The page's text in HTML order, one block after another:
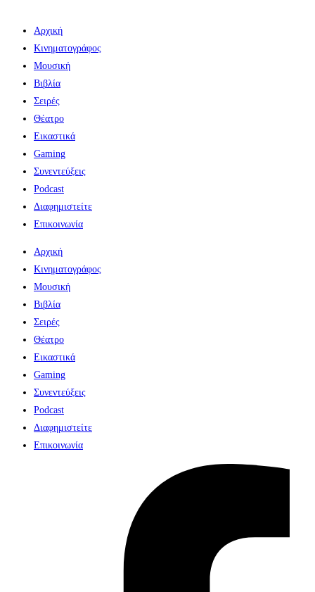
Αρχική
Κινηματογράφος
Μουσική
Βιβλία
Σειρές
Θέατρο
Εικαστικά
Gaming
Συνεντεύξεις
Podcast
Διαφημιστείτε
Επικοινωνία
Αρχική
Κινηματογράφος
Μουσική
Βιβλία
Σειρές
Θέατρο
Εικαστικά
Gaming
Συνεντεύξεις
Podcast
Διαφημιστείτε
Επικοινωνία